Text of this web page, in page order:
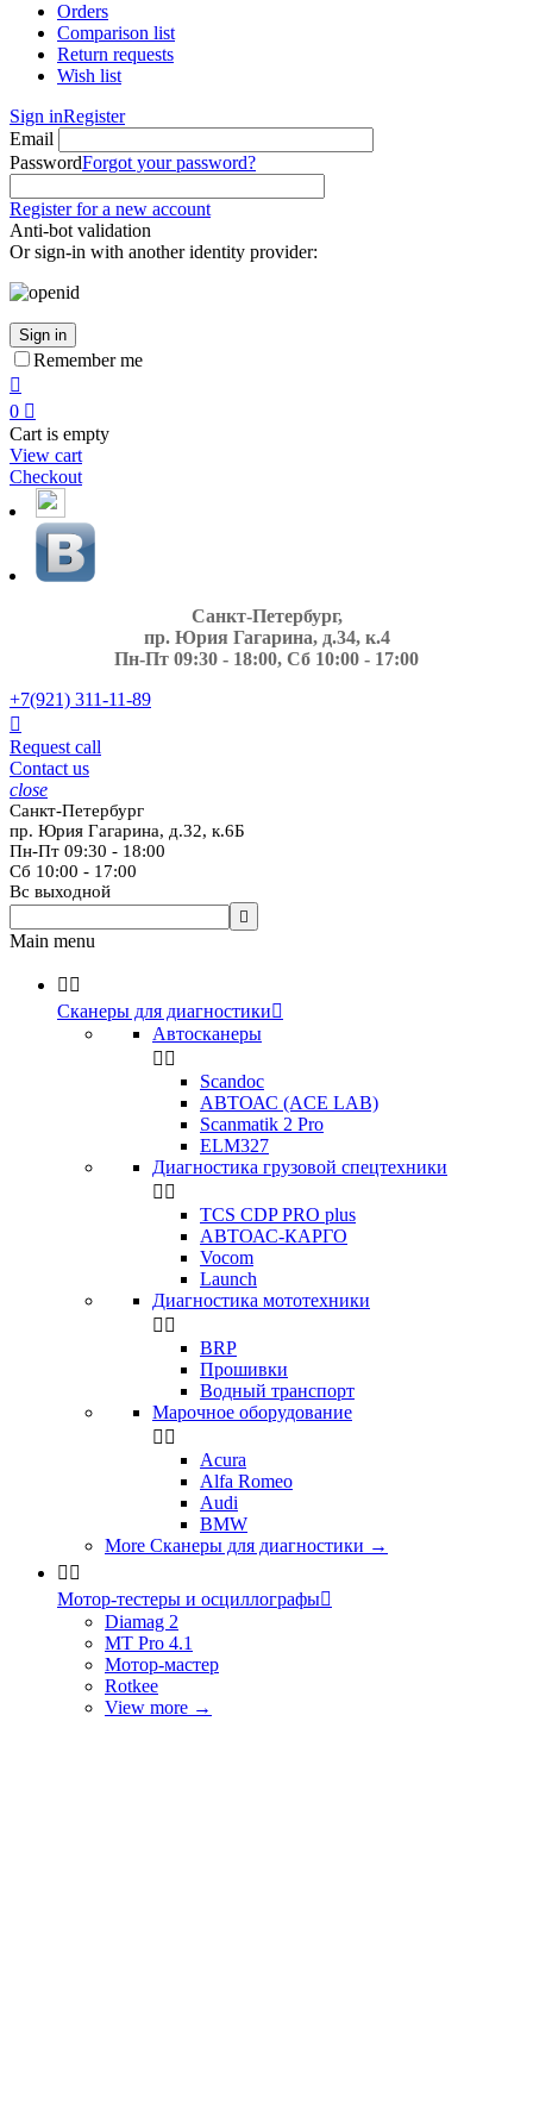
Orders
Comparison list
Return requests
Wish list
Sign inRegister
Email
PasswordForgot your password?
Register for a new account
Anti-bot validation
Or sign-in with another identity provider:
Sign in
Remember me

0 
Cart is empty
View cart
Checkout
Санкт-Петербург,
пр. Юрия Гагарина, д.34, к.4
Пн-Пт 09:30 - 18:00, Сб 10:00 - 17:00
+7(921) 311-11-89

Request call
Contact us
close
Санкт-Петербург
пр. Юрия Гагарина, д.32, к.6Б
Пн-Пт 09:30 - 18:00
Сб 10:00 - 17:00
Вс выходной

Main menu
 
Сканеры для диагностики
Автосканеры
 
Scandoc
АВТОАС (ACE LAB)
Scanmatik 2 Pro
ELM327
Диагностика грузовой спецтехники
 
TCS CDP PRO plus
АВТОАС-КАРГО
Vocom
Launch
Диагностика мототехники
 
BRP
Прошивки
Водный транспорт
Марочное оборудование
 
Acura
Alfa Romeo
Audi
BMW
More Сканеры для диагностики →
 
Мотор-тестеры и осциллографы
Diamag 2
MT Pro 4.1
Мотор-мастер
Rotkee
View more →